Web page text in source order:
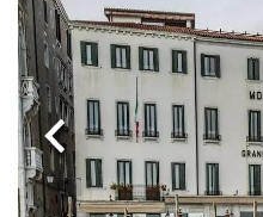
Anteriore